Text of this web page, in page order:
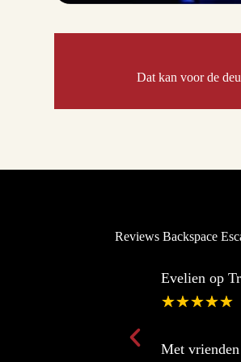
Dat kan voor de
Reviews Backspace
Evelien op
★★★★★
Met